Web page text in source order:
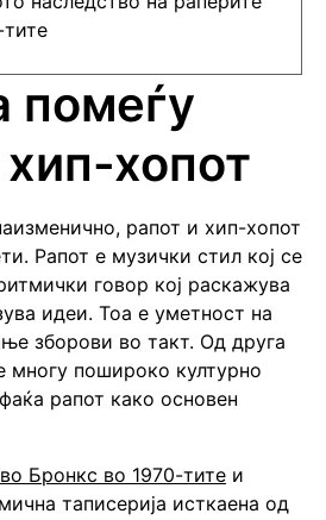
помеѓу
хопот
рапот и хип-хопот
Рапот е музички стил кој се
говор кој раскажува
идеи. Тоа е уметност на
зборови во такт. Од друга
многу пошироко културно
рапот како основен
Бронкс во 1970-тите и
таписерија исткаена од